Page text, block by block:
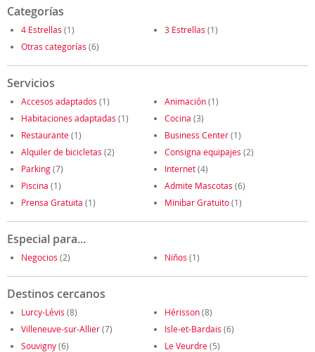
Categorías
4 Estrellas (1) 3 Estrellas (1)
Otras categorías (6)
Servicios
Accesos adaptados (1) Animación(1)
Habitaciones adaptadas (1) Cocina (3)
Restaurante(1) Business Center(1)
Alquiler de bicicletas (2) Consigna equipajes (2)
Parking(7) Internet(4)
Piscina (1) Admite Mascotas (6)
Prensa Gratuita (1) Minibar Gratuito(1)
Especial para...
Negocios (2) Niños (1)
Destinos cercanos
Lurcy-Lévis (8) Hérisson(8)
Villeneuve-sur-Allier(7) Isle-et-Bardais (6)
Souvigny(6) Le Veurdre(5)